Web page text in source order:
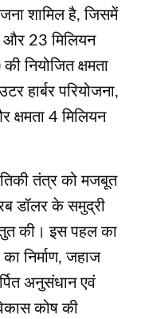
शामिल है, जिसमें
और 23 मिलियन
नियोजित क्षमता
हार्बर परियोजना,
4 मिलियन
तंत्र को मजबूत
डॉलर के समुद्री
की। इस पहल का
निर्माण, जहाज
अनुसंधान एवं
कोष की